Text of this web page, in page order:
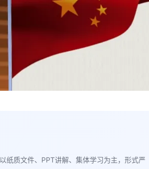
纸质文件、PPT讲解、集体学习为主，形式严